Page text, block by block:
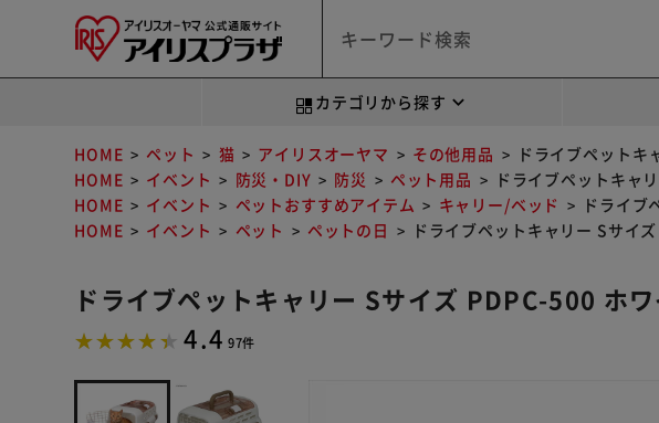
カテゴリから探す
HOME ペット 猫 アイリスオーヤマ その他用品
ドライブペットキ
HOME
イベント 防災・DIY 防災 ペット用品
ドライブペットキャ
HOME
イベント ペットおすすめアイテム キャリー/ベッド
ドライブ
HOME
イベント ペット ペットの日 ドライブペットキャリー Sサイ
ドライブペットキャリー Sサイズ PDPC-500 ホ
4.4 97件